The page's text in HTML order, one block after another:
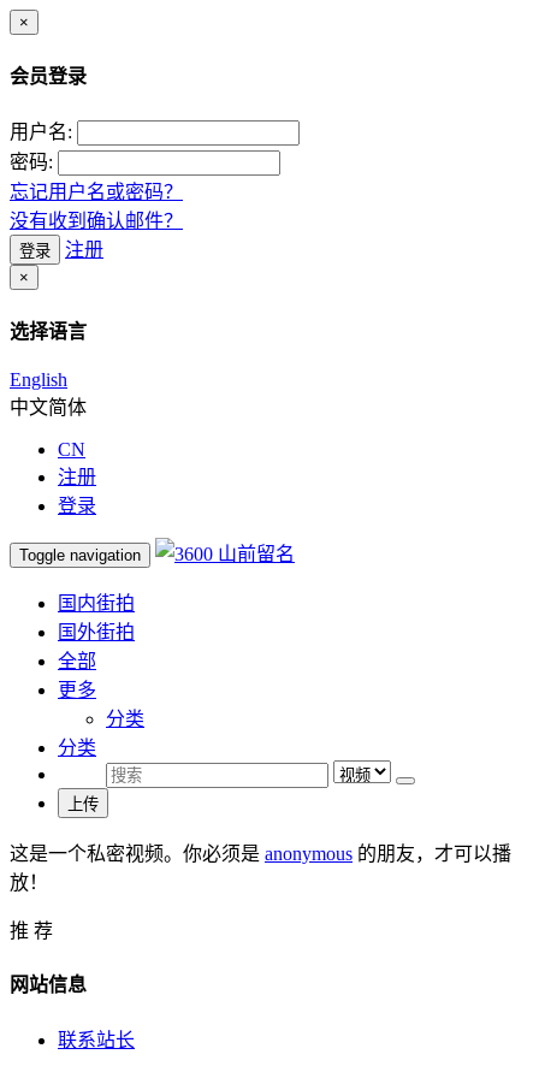
×
会员登录
用户名:
密码:
忘记用户名或密码？
没有收到确认邮件？
登录 注册
×
选择语言
English
中文简体
CN
注册
登录
Toggle navigation
国内街拍
国外街拍
全部
更多
分类
分类
上传
这是一个私密视频。你必须是 anonymous 的朋友，才可以播
放！
推 荐
网站信息
联系站长